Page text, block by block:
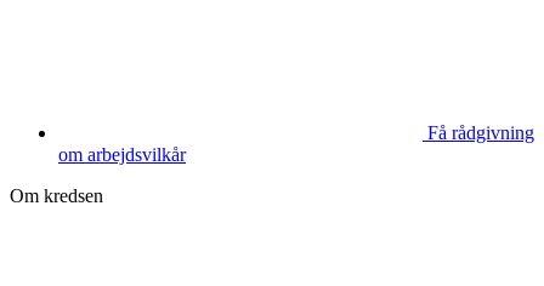
Få rådgivning
om arbejdsvilkår
Om kredsen